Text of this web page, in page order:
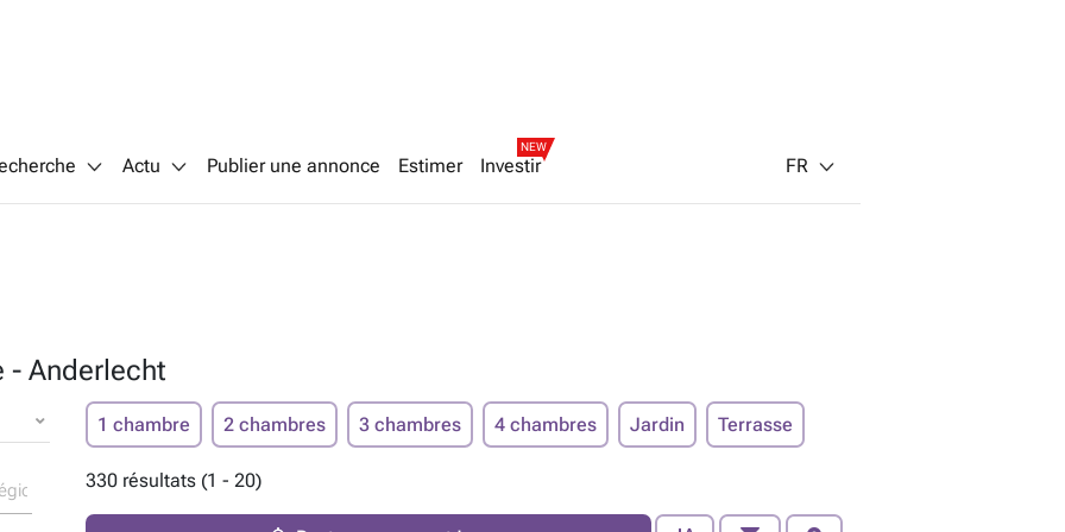
Actu Publier une annonce Estimer Investir
NEW
FR
- Anderlecht
1 chambre 2 chambres 3 chambres 4 chambres Jardin Terrasse
330 résultats (1 - 20)